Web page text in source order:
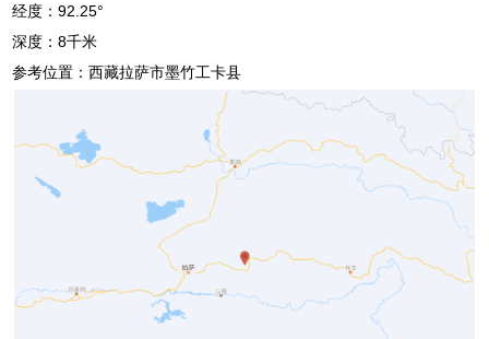
经度：92.25°
深度：8千米
参考位置：西藏拉萨市墨竹工卡县